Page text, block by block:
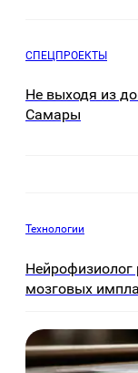
СПЕЦПРОЕКТЫ
Не выходя из
Самары
Технологии
Нейрофизиолог
мозговых